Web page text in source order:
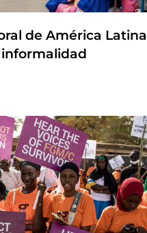
de América Latina